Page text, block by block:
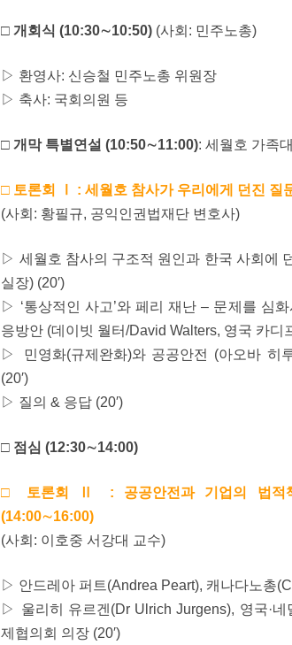
□ 개회식 (10:30∼10:50) (사회: 민주노총)
▷ 환영사: 신승철 민주노총 위원장
▷ 축사: 국회의원 등
□ 개막 특별연설 (10:50∼11:00): 세월호 가족
□ 토론회 Ⅰ : 세월호 참사가 우리에게 던진 질
(사회: 황필규, 공익인권법재단 변호사)
▷ 세월호 참사의 구조적 원인과 한국 사회에
실장) (20′)
▷ ‘통상적인 사고’와 페리 재난 – 문제를 심
응방안 (데이빗 월터/David Walters, 영국 카디
▷ 민영화(규제완화)와 공공안전 (아오바 히
(20′)
▷ 질의 & 응답 (20′)
□ 점심 (12:30∼14:00)
□ 토론회 Ⅱ : 공공안전과 기업의 법적
(14:00∼16:00)
(사회: 이호중 서강대 교수)
▷ 안드레아 퍼트(Andrea Peart), 캐나다노총
▷ 울리히 유르겐(Dr Ulrich Jurgens), 영국·네
제협의회 의장 (20′)